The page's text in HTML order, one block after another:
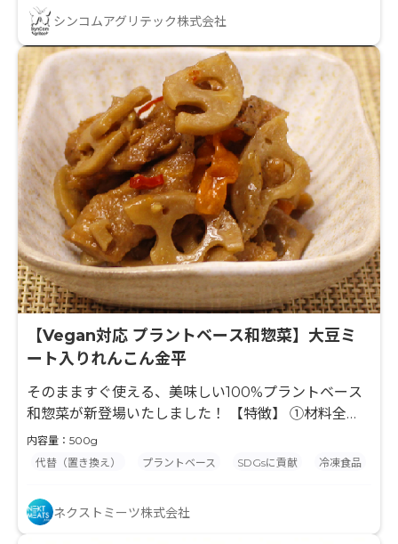
シンコムアグリテック株式会社
【Vegan対応 プラントベース和惣菜】大豆ミ
ート入りれんこん金平
そのまますぐ使える、美味しい100%プラントベース
和惣菜が新登場いたしました！ 【特徴】 ①材料全
て、ビーガン対応◎、インバウンド対応にも◎ ②60
年以上続く老舗工場にて、手作業で製造し守り続けて
期や忙しい時間帯の人手不足解消に◎ ④おいしい和惣
菜なので、ビーガンの方もそうでない方も楽しめる！
内容量：500g
代替（置き換え）
プラントベース SDGsに貢献 冷凍食品
ネクストミーツ株式会社